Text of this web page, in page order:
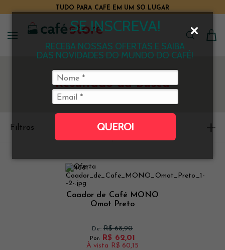
SE INSCREVA!
RECEBA NOSSAS OFERTAS E SAIBA
DAS NOVIDADES DO MUNDO DO CAFÉ!
QUERO!
TUDO PARA CAFÉ EM UM SÓ LUGAR
Resultado da Busca
Filtros Ordenar
Coador de Café MONO
Omot Preto
De: R$ 68,90
Por: R$ 62,01
À vista R$ 60,15